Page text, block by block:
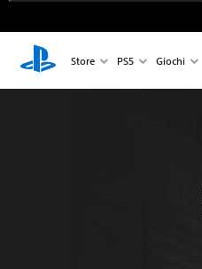
Store PS5 Giochi